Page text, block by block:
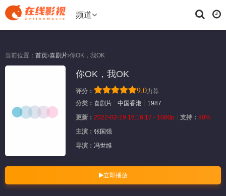
频道
当前位置： 首页 喜剧片 你OK，我OK
你OK，我OK
评分： 9.0力荐
分类： 喜剧片 中国香港
1987
更新： 2022-02-19 16:16:17 - 1080p 支持： 80%
主演： 张国强
导演： 冯世维
立即播放